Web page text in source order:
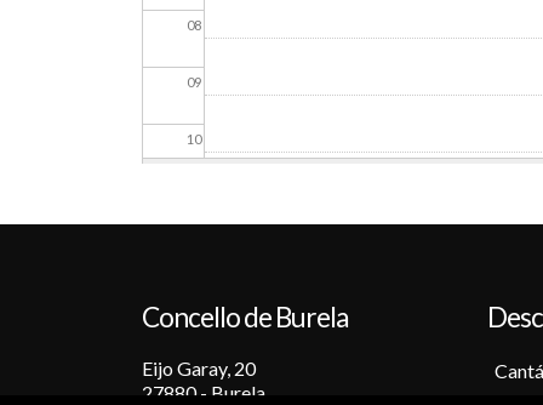
08
09
10
14
Concello de Burela
Eijo Garay, 20
27880 - Burela